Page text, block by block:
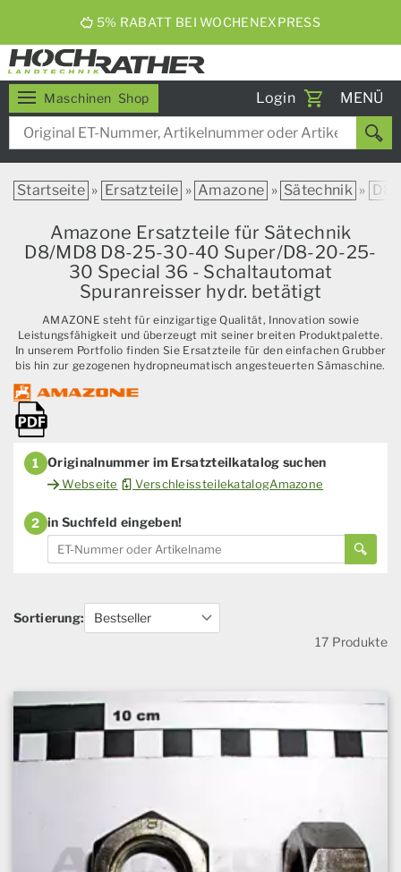
ERNTEBIER 2026
Maschinen Shop Login
Toggle
MENÜ
Startseite » Ersatzteile » Amazone » Sätechnik »
Amazone Ersatzteile für Sätechnik
D8/MD8 D8-25-30-40 Super/D8-20-25-
30 Special 36 - Schaltautomat
Spuranreisser hydr. betätigt
AMAZONE steht für einzigartige Qualität, Innovation sowie
Leistungsfähigkeit und überzeugt mit seiner breiten Produktpalette.
In unserem Portfolio finden Sie Ersatzteile für den einfachen Grubber
bis hin zur gezogenen hydropneumatisch angesteuerten Sämaschine.
1 Originalnummer im Ersatzteilkatalog suchen
Webseite VerschleissteilekatalogAmazone
2 in Suchfeld eingeben!
Sortierung:
17 Produkte